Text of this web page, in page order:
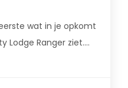
wat in je opkomt
Lodge Ranger ziet....